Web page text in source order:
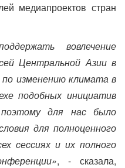
медиапроектов стран
вовлечение
Центральной Азии в
изменению климата в
подобных инициатив
поэтому для нас было
для полноценного
сессиях и их полного
, - сказала,